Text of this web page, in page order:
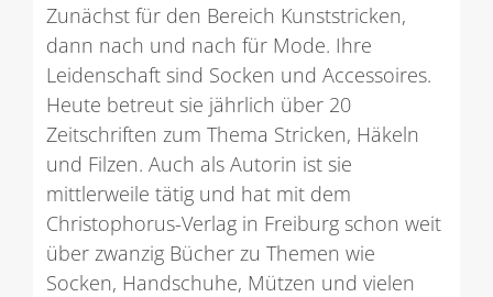
Zunächst für den Bereich Kunststricken,
dann nach und nach für Mode. Ihre
Leidenschaft sind Socken und Accessoires.
Heute betreut sie jährlich über 20
Zeitschriften zum Thema Stricken, Häkeln
und Filzen. Auch als Autorin ist sie
mittlerweile tätig und hat mit dem
Christophorus-Verlag in Freiburg schon weit
über zwanzig Bücher zu Themen wie
Socken, Handschuhe, Mützen und vielen